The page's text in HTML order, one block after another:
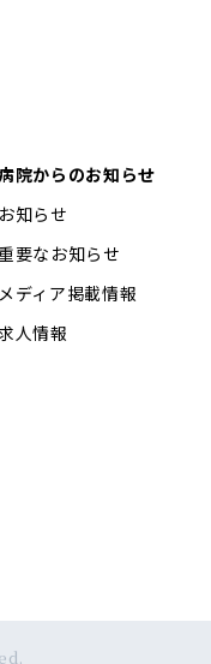
院からのお知らせ
お知らせ
要なお知らせ
メディア掲載情報
人情報